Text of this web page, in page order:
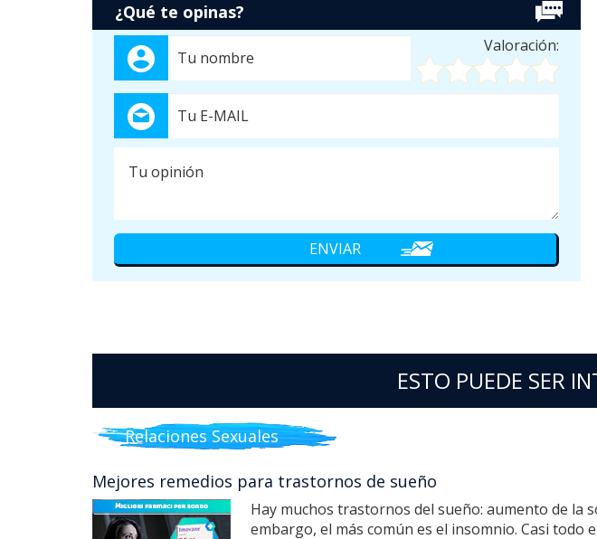
¿Qué te opinas?
Valoración:
ESTO PUEDE SER
Relaciones Sexuales
Mejores remedios para trastornos de sueño
Hay muchos trastornos del sueño: aumento de la
embargo, el más común es el insomnio. Casi todo